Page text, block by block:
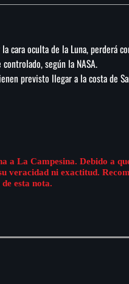
cara oculta de la Luna, perderá
según la NASA.
previsto llegar a la costa de
a La Campesina. Debido a
veracidad ni exactitud.
esta nota.